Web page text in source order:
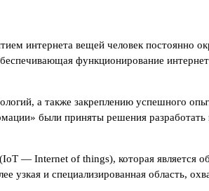
интернета вещей человек постоянно
функционирование
а также закреплению успешного
были приняты решения
— Internet of things), которая является
и специализированная область,